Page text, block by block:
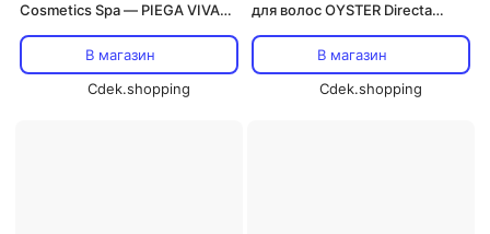
Cosmetics Spa — PIEGA VIVA
В магазин
Cdek.shopping
для волос OYSTER Directa
мл Oyster Cosmetics
В магазин
Cdek.shopping